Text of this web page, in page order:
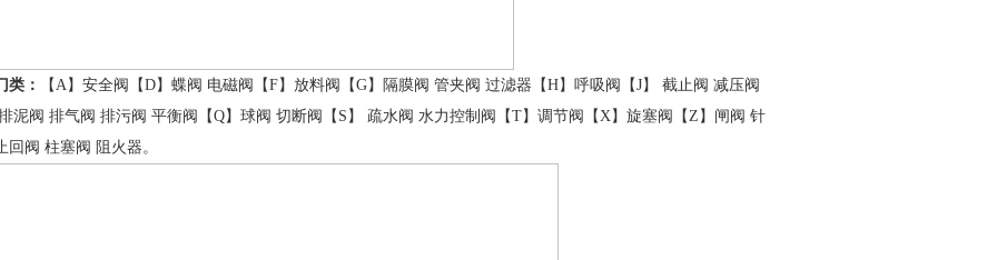
： 【A】 安全阀 【D】 蝶阀 电磁阀 【F】 放料阀 【G】 隔膜阀 管夹阀 过滤器 【H】 呼吸阀 【J】 截止阀 减压阀
泥阀 排气阀 排污阀 平衡阀 【Q】 球阀 切断阀 【S】 疏水阀 水力控制阀 【T】 调节阀 【X】 旋塞阀 【Z】 闸阀 针
回阀 柱塞阀 阻火器。